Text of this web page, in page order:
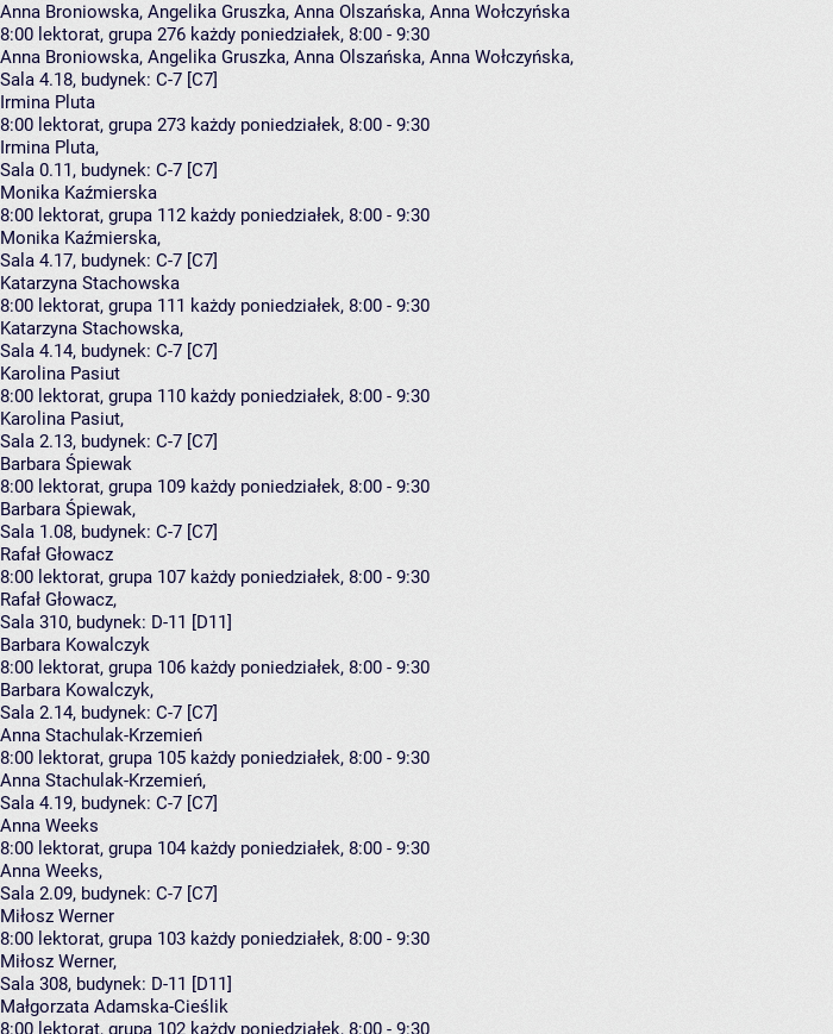
Anna Broniowska, Angelika Gruszka, Anna Olszańska, Anna Wołczyńska
8:00 lektorat, grupa 276 każdy poniedziałek, 8:00 - 9:30
Anna Broniowska, Angelika Gruszka, Anna Olszańska, Anna Wołczyńska,
Sala 4.18, budynek: C-7 [C7]
Irmina Pluta
8:00 lektorat, grupa 273 każdy poniedziałek, 8:00 - 9:30
Irmina Pluta,
Sala 0.11, budynek: C-7 [C7]
Monika Kaźmierska
8:00 lektorat, grupa 112 każdy poniedziałek, 8:00 - 9:30
Monika Kaźmierska,
Sala 4.17, budynek: C-7 [C7]
Katarzyna Stachowska
8:00 lektorat, grupa 111 każdy poniedziałek, 8:00 - 9:30
Katarzyna Stachowska,
Sala 4.14, budynek: C-7 [C7]
Karolina Pasiut
8:00 lektorat, grupa 110 każdy poniedziałek, 8:00 - 9:30
Karolina Pasiut,
Sala 2.13, budynek: C-7 [C7]
Barbara Śpiewak
8:00 lektorat, grupa 109 każdy poniedziałek, 8:00 - 9:30
Barbara Śpiewak,
Sala 1.08, budynek: C-7 [C7]
Rafał Głowacz
8:00 lektorat, grupa 107 każdy poniedziałek, 8:00 - 9:30
Rafał Głowacz,
Sala 310, budynek: D-11 [D11]
Barbara Kowalczyk
8:00 lektorat, grupa 106 każdy poniedziałek, 8:00 - 9:30
Barbara Kowalczyk,
Sala 2.14, budynek: C-7 [C7]
Anna Stachulak-Krzemień
8:00 lektorat, grupa 105 każdy poniedziałek, 8:00 - 9:30
Anna Stachulak-Krzemień,
Sala 4.19, budynek: C-7 [C7]
Anna Weeks
8:00 lektorat, grupa 104 każdy poniedziałek, 8:00 - 9:30
Anna Weeks,
Sala 2.09, budynek: C-7 [C7]
Miłosz Werner
8:00 lektorat, grupa 103 każdy poniedziałek, 8:00 - 9:30
Miłosz Werner,
Sala 308, budynek: D-11 [D11]
Małgorzata Adamska-Cieślik
8:00 lektorat, grupa 102 każdy poniedziałek, 8:00 - 9:30